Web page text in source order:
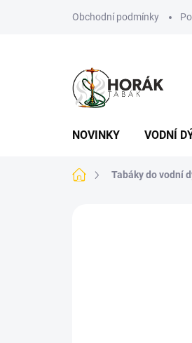
Obchodní podmínky
NOVINKY VODNÍ
Domů Tabáky do vodní